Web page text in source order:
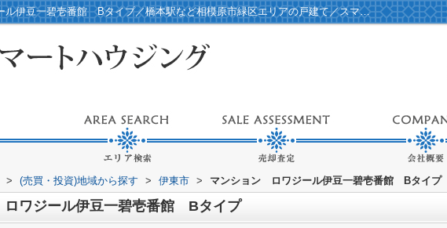
マンション ロワジール伊豆一碧壱番館 Bタイプ／橋本駅など相模原市緑区エリアの戸建て／スマートハウジング
> (売買・投資)地域から探す > 伊東市 > マンション ロワジール伊豆一碧壱番館 Bタイプ
ワジール伊豆一碧壱番館 Bタイプ